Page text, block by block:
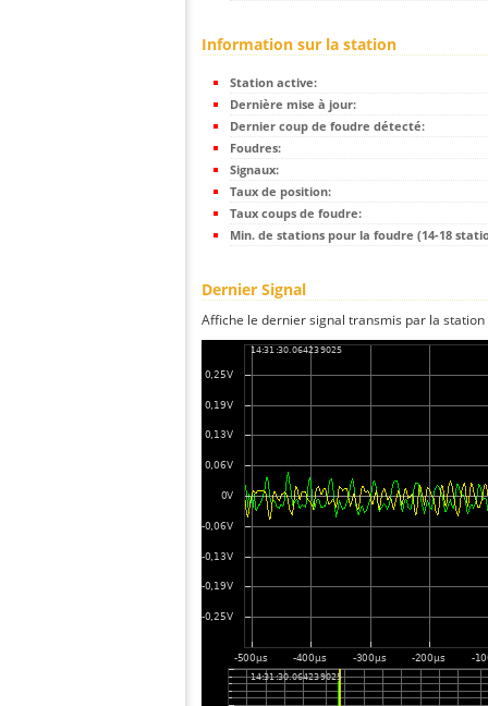
Information sur la station
Station active:
Dernière mise à jour:
Dernier coup de foudre détecté:
Foudres:
Signaux:
Taux de position:
Taux coups de foudre:
Min. de stations pour la foudre (14-18
Dernier Signal
Affiche le dernier signal transmis par la